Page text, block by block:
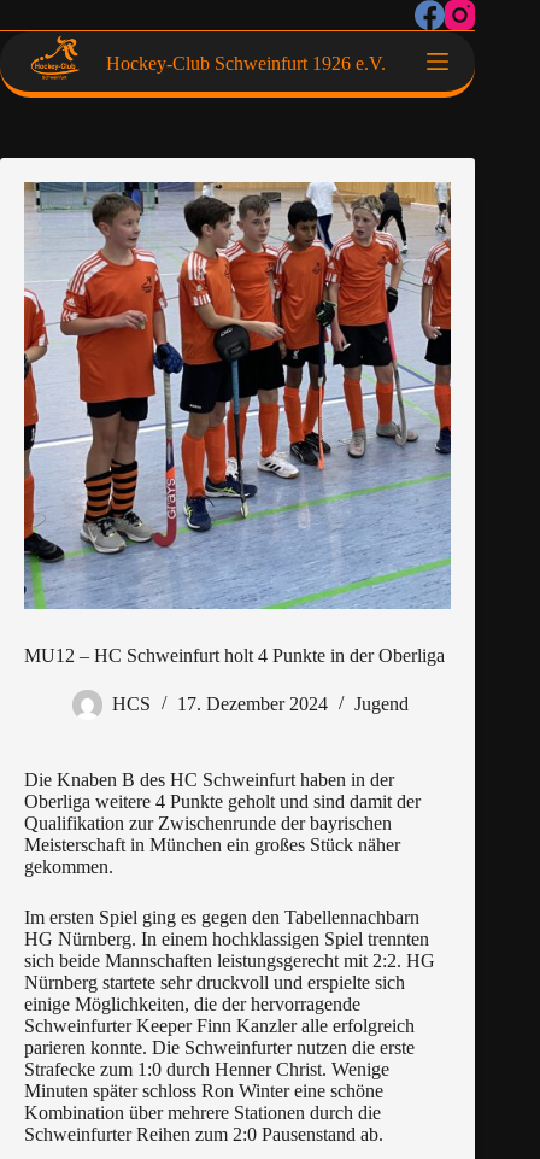
Hockey-Club Schweinfurt 1926 e.V.
MU12 – HC Schweinfurt holt 4 Punkte in der Oberliga
HCS 17. Dezember 2024 Jugend
Die Knaben B des HC Schweinfurt haben in der
Oberliga weitere 4 Punkte geholt und sind damit der
Qualifikation zur Zwischenrunde der bayrischen
Meisterschaft in München ein großes Stück näher
gekommen.
Im ersten Spiel ging es gegen den Tabellennachbarn
HG Nürnberg. In einem hochklassigen Spiel trennten
sich beide Mannschaften leistungsgerecht mit 2:2. HG
Nürnberg startete sehr druckvoll und erspielte sich
einige Möglichkeiten, die der hervorragende
Schweinfurter Keeper Finn Kanzler alle erfolgreich
parieren konnte. Die Schweinfurter nutzen die erste
Strafecke zum 1:0 durch Henner Christ. Wenige
Minuten später schloss Ron Winter eine schöne
Kombination über mehrere Stationen durch die
Schweinfurter Reihen zum 2:0 Pausenstand ab.